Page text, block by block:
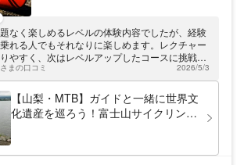
なく楽しめるレベルの体験内容でしたが、経験
れる人でもそれなりに楽しめます。レクチャー
やすく、次はレベルアップしたコースに挑戦し
まの口コミ 2026/5/3
【山梨・MTB】ガイドと一緒に世界文
化遺産を巡ろう！富士山サイクリング